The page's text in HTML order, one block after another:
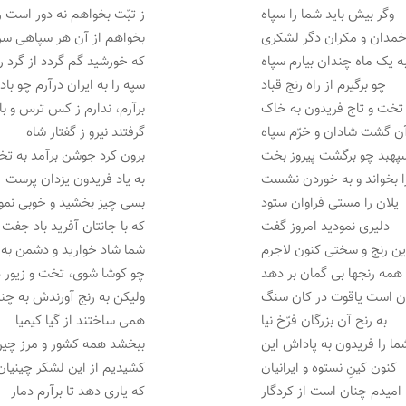
وگر بیش باید شما را سپاه
ز تبّت بخواهم نه دور است
و مکران دگر لشکری
بخواهم از آن هر سپاهی
یک ماه چندان بیارم سپاه
که خورشید گم گردد از گرد
چو برگیرم از راه رنج قباد
سپه را به ایران درآرم چو باد
و تاج فریدون به خاک
برآرم، ندارم ز کس ترس و
گشت شادان و خرّم سپاه
گرفتند نیرو ز گفتار شاه
چو برگشت پیروز بخت
برون کرد جوشن برآمد به
بخواند و به خوردن نشست
به یاد فریدون یزدان پرست
یلان را مستی فراوان ستود
بسی چیز بخشید و خوبی
دلیری نمودید امروز گفت
که با جانتان آفرید باد جفت
رنج و سختی کنون لاجرم
شما شاد خوارید و دشمن
همه رنجها بی گمان بر دهد
چو کوشا شوی، تخت و
است یاقوت در کان سنگ
ولیکن به رنج آورندش به
به رنح آن بزرگان فرّخ نیا
همی ساختند از گیا کیمیا
را فریدون به پاداش این
ببخشد همه کشور و مرز
کنون کینِ نستوه و ایرانیان
کشیدیم از این لشکر
امیدم چنان است از کردگار
که یاری دهد تا برآرم دمار